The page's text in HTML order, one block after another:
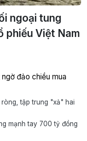
ngoại tung
phiếu Việt Nam
đảo chiều mua
tập trung "xả" hai
mạnh tay 700 tỷ đồng